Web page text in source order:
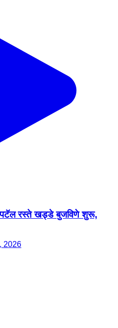
रस्ते खड्डे बुजविणे शुरू,
2026